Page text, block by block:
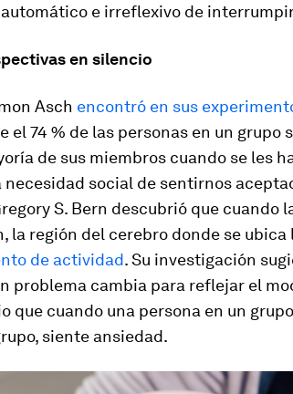
e irreflexivo de
en silencio
Asch encontró en sus
el 74 % de las personas en un grupo
de sus miembros cuando se les
social de sentirnos
S. Bern descubrió que cuando
la región del cerebro donde se
de actividad. Su investigación
problema cambia para reflejar el
que cuando una persona en un
siente ansiedad.